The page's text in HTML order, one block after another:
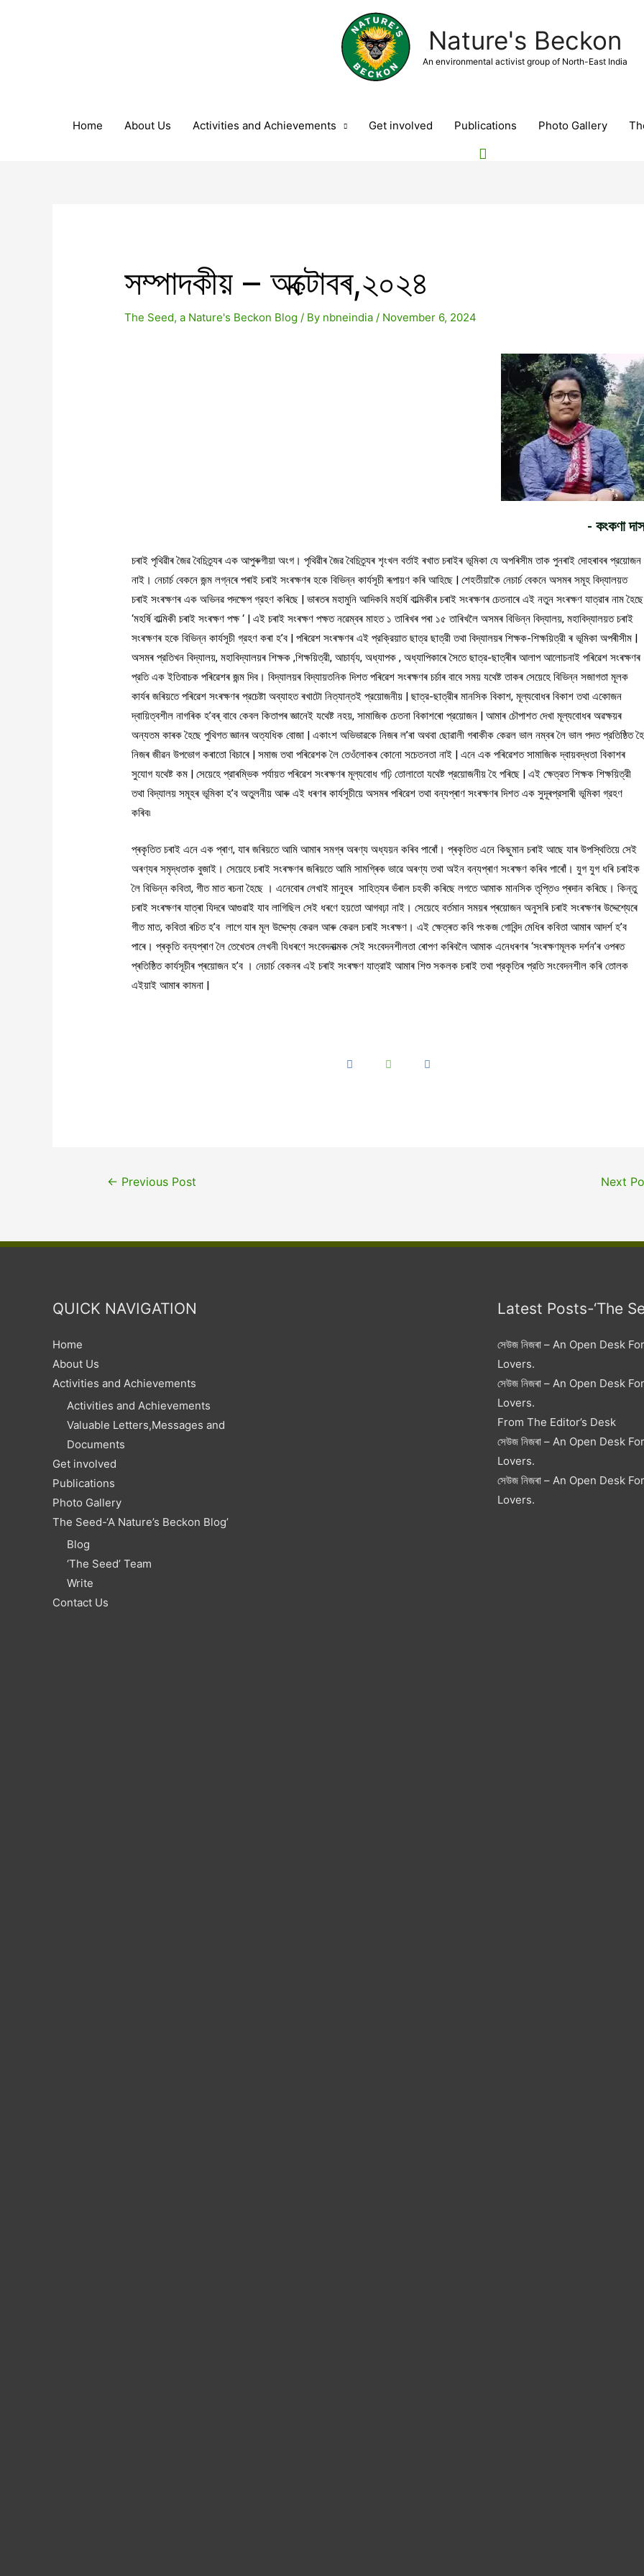
Nature's Beckon
An environmental activist group of North-East India
Home About Us Activities and Achievements Get involved Publications Photo Gallery
সম্পাদকীয় – অক্টোবৰ,২০২৪
The Seed, a Nature's Beckon Blog / By nbneindia / November 6, 2024
- কংকণা
চৰাই পৃথিৱীৰ জৈৱ বৈচিত্র্যৰ এক আপুৰুগীয়া অংগ। পৃথিৱীৰ জৈৱ বৈচিত্ৰ্যৰ শৃংখল বর্তাই ৰখাত চৰাইৰ ভূমিকা যে অপৰিসীম তাক পুনৰাই দোহৰাবৰ প্রয়োজন
নাই। নেচাৰ্চ বেকনে জন্ম লগ্নৰে পৰাই চৰাই সংৰক্ষণৰ হকে বিভিন্ন কার্যসূচী ৰূপায়ণ কৰি আহিছে | শেহতীয়াকৈ নেচার্চ বেকনে অসমৰ সমূহ বিদ্যালয়ত
চৰাই সংৰক্ষণৰ এক অভিনৱ পদক্ষেপ গ্রহণ কৰিছে | ভাৰতৰ মহামুনি আদিকবি মহর্ষি বাল্মিকীৰ চৰাই সংৰক্ষণৰ চেতনাৰে এই নতুন সংৰক্ষণ যাত্রাৰ নাম হৈছে
‘মহর্ষি বাল্মিকী চৰাই সংৰক্ষণ পক্ষ ‘ | এই চৰাই সংৰক্ষণ পক্ষত নৱেম্বৰ মাহত ১ তাৰিখৰ পৰা ১৫ তাৰিখলৈ অসমৰ বিভিন্ন বিদ্যালয়, মহাবিদ্যালয়ত চৰাই
সংৰক্ষণৰ হকে বিভিন্ন কার্যসূচী গ্রহণ কৰা হ’ব | পৰিৱেশ সংৰক্ষণৰ এই প্রক্রিয়াত ছাত্র ছাত্রী তথা বিদ্যালয়ৰ শিক্ষক-শিক্ষয়িত্রী ৰ ভূমিকা অপৰীসীম |
অসমৰ প্রতিখন বিদ্যালয়, মহাবিদ্যালয়ৰ শিক্ষক ,শিক্ষয়িত্রী, আচার্য্য, অধ্যাপক , অধ্যাপিকাৰে সৈতে ছাত্র-ছাত্ৰীৰ আলাপ আলোচনাই পৰিৱেশ সংৰক্ষণৰ
প্রতি এক ইতিবাচক পৰিৱেশৰ জন্ম দিব। বিদ্যালয়ৰ বিদ্যায়তনিক দিশত পৰিৱেশ সংৰক্ষণৰ চৰ্চাৰ বাবে সময় যথেষ্ট তাকৰ সেয়েহে বিভিন্ন সজাগতা মূলক
কাৰ্যৰ জৰিয়তে পৰিৱেশ সংৰক্ষণৰ প্রচেষ্টা অব্যাহত ৰখাটো নিত্যান্তই প্রয়োজনীয় | ছাত্র-ছাত্রীৰ মানসিক বিকাশ, মূল্যবোধৰ বিকাশ তথা একোজন
দ্বায়িত্বশীল নাগৰিক হ’বৰ্ বাবে কেবল কিতাপৰ জ্ঞানেই যথেষ্ট নহয়, সামাজিক চেতনা বিকাশৰো প্রয়োজন | আমাৰ চৌপাশত দেখা মূল্যবোধৰ অৱক্ষয়ৰ
অন্যতম কাৰক হৈছে পুথিগত জ্ঞানৰ অত্যধিক বোজা | একাংশ অভিভাৱকে নিজৰ ল’ৰা অথবা ছোৱালী গৰাকীক কেৱল ভাল নম্বৰ লৈ ভাল পদত প্রতিষ্ঠিত হৈ
নিজৰ জীৱন উপভোগ কৰাতো বিচাৰে | সমাজ তথা পৰিৱেশক লৈ তেওঁলোকৰ কোনো সচেতনতা নাই | এনে এক পৰিৱেশত সামাজিক দ্বায়বদ্ধতা বিকাশৰ
সুযোগ যথেষ্ট কম | সেয়েহে প্রাৰম্ভিক পর্যায়ত পৰিৱেশ সংৰক্ষণৰ মূল্যবোধ গঢ়ি তোলাতো যথেষ্ট প্রয়োজনীয় হৈ পৰিছে | এই ক্ষেত্রত শিক্ষক শিক্ষয়িত্রী
তথা বিদ্যালয় সমূহৰ ভূমিকা হ’ব অতুলনীয় আৰু এই ধৰণৰ কাৰ্যসূচীয়ে অসমৰ পৰিৱেশ তথা বন্যপ্ৰাণ সংৰক্ষণৰ দিশত এক সুদূৰপ্রসাৰী ভূমিকা গ্রহণ
কৰিব৷
প্ৰকৃতিত চৰাই এনে এক প্ৰাণ, যাৰ জৰিয়তে আমি আমাৰ সমগ্ৰ অৰণ্য অধ্যয়ন কৰিব পাৰোঁ। প্ৰকৃতিত এনে কিছুমান চৰাই আছে যাৰ উপস্থিতিয়ে সেই
অৰণ্যৰ সমৃদ্ধতাক বুজাই। সেয়েহে চৰাই সংৰক্ষণৰ জৰিয়তে আমি সামগ্ৰিক ভাৱে অৰণ্য তথা অইন বন্যপ্ৰাণ সংৰক্ষণ কৰিব পাৰোঁ। যুগ যুগ ধৰি চৰাইক
লৈ বিভিন্ন কবিতা, গীত মাত ৰচনা হৈছে । এনেবোৰ লেখাই মানুহৰ সাহিত্যৰ ভঁৰাল চহকী কৰিছে লগতে আমাক মানসিক তৃপ্তিও প্ৰদান কৰিছে। কিন্তু
চৰাই সংৰক্ষণৰ যাত্ৰা যিদৰে আগুৱাই যাব লাগিছিল সেই ধৰণে হয়তো আগবঢ়া নাই। সেয়েহে বৰ্তমান সময়ৰ প্ৰয়োজন অনুসৰি চৰাই সংৰক্ষণৰ উদ্দেশ্যেৰে
গীত মাত, কবিতা ৰচিত হ’ব লাগে যাৰ মূল উদ্দেশ্য কেৱল আৰু কেৱল চৰাই সংৰক্ষণ। এই ক্ষেত্ৰত কবি পংকজ গোবিন্দ মেধিৰ কবিতা আমাৰ আদৰ্শ হ’ব
পাৰে। প্ৰকৃতি বন্যপ্ৰাণ লৈ তেখেতৰ লেখনী যি‌ধৰণে সংবেদনাত্মক সেই সংবেদনশীলতা ৰোপণ কৰিবলৈ আমাক এনেধৰণৰ ‘সংৰক্ষণমূলক দৰ্শন’ৰ ওপৰত
প্ৰতিষ্ঠিত কাৰ্যসূচীৰ প্ৰয়োজন হ’ব । নেচাৰ্চ বেকনৰ এই চৰাই সংৰক্ষণ যাত্রাই আমাৰ শিশু সকলক চৰাই তথা প্রকৃতিৰ প্রতি সংবেদনশীল কৰি তোলক
এইয়াই আমাৰ কামনা |
← Previous Post Next
QUICK NAVIGATION
Home
About Us
Activities and Achievements
Activities and Achievements
Valuable Letters,Messages and
Documents
Get involved
Publications
Photo Gallery
The Seed-‘A Nature’s Beckon Blog’
Blog
‘The Seed’ Team
Write
Contact Us
Latest Posts-‘The
সেউজ নিজৰা – An Open Desk
Lovers.
সেউজ নিজৰা – An Open Desk
Lovers.
From The Editor’s Desk
সেউজ নিজৰা – An Open Desk
Lovers.
সেউজ নিজৰা – An Open Desk
Lovers.